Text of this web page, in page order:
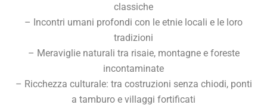
classiche
– Incontri umani profondi con le etnie locali e le loro
tradizioni
– Meraviglie naturali tra risaie, montagne e foreste
incontaminate
– Ricchezza culturale: tra costruzioni senza chiodi, ponti
a tamburo e villaggi fortificati